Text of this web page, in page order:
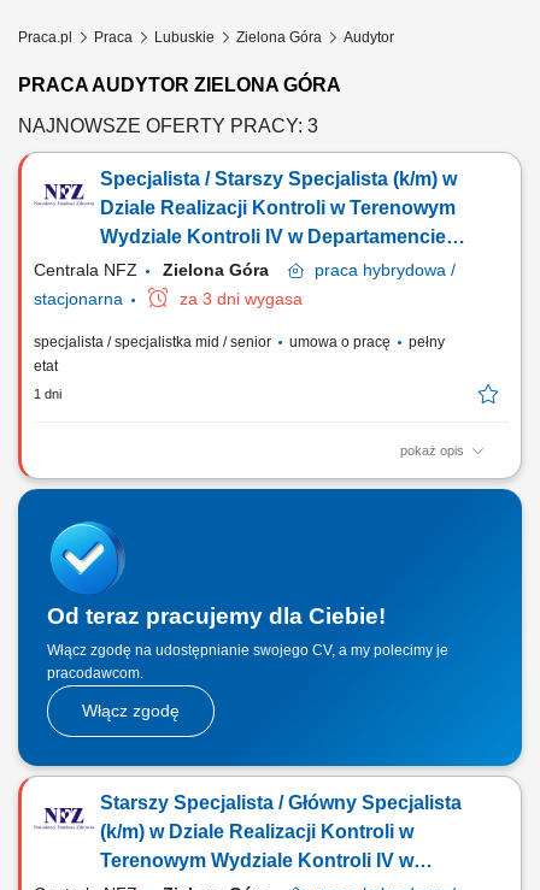
Praca.pl Praca Lubuskie Zielona Góra Audytor
PRACA AUDYTOR ZIELONA GÓRA
NAJNOWSZE OFERTY PRACY: 3
Specjalista / Starszy Specjalista (k/m) w
Dziale Realizacji Kontroli w Terenowym
Wydziale Kontroli IV w Departamencie
Kontroli (wykształcenie wyższe
medyczne: pielęgniarstwo, fizjoterapia)
Centrala NFZ Zielona Góra praca hybrydowa /
stacjonarna
za 3 dni wygasa
specjalista / specjalistka mid / senior umowa o pracę
pełny
etat
1 dni
pokaż opis
GŁÓWNE ZADANIA udział w opracowywaniu projektu programu
obowiązującymi w NFZ zasadami, programem kontroli; dokonywanie
ustaleń stanu faktycznego w zakresie objętym przedmiotem kontroli w
sposób obiektywny i rzetelny oraz na...
Od teraz pracujemy dla Ciebie!
Włącz zgodę na udostępnianie swojego CV, a my polecimy je
pracodawcom.
Włącz zgodę
Starszy Specjalista / Główny Specjalista
(k/m) w Dziale Realizacji Kontroli w
Terenowym Wydziale Kontroli IV w